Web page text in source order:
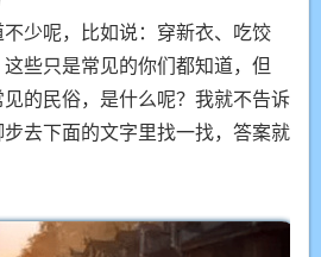
少呢，比如说：穿新衣、吃饺
些只是常见的你们都知道，但
的民俗，是什么呢？我就不告诉
去下面的文字里找一找，答案就